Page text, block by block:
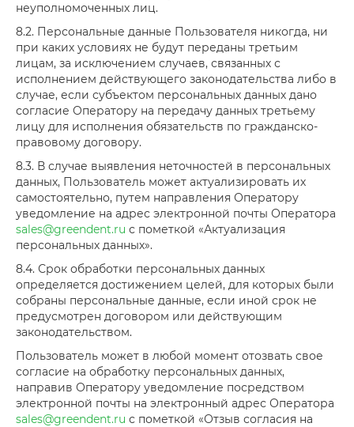
неуполномоченных лиц.
8.2. Персональные данные Пользователя никогда, ни
при каких условиях не будут переданы третьим
лицам, за исключением случаев, связанных с
исполнением действующего законодательства либо в
случае, если субъектом персональных данных дано
согласие Оператору на передачу данных третьему
лицу для исполнения обязательств по гражданско-
правовому договору.
8.3. В случае выявления неточностей в персональных
данных, Пользователь может актуализировать их
самостоятельно, путем направления Оператору
уведомление на адрес электронной почты Оператора
sales@greendent.ru с пометкой «Актуализация
персональных данных».
8.4. Срок обработки персональных данных
определяется достижением целей, для которых были
собраны персональные данные, если иной срок не
предусмотрен договором или действующим
законодательством.
Пользователь может в любой момент отозвать свое
согласие на обработку персональных данных,
направив Оператору уведомление посредством
электронной почты на электронный адрес Оператора
sales@greendent.ru с пометкой «Отзыв согласия на